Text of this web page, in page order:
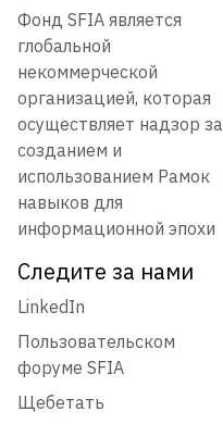
Фонд SFIA является
глобальной
некоммерческой
организацией, которая
осуществляет надзор за
созданием и
использованием Рамок
навыков для
информационной эпохи
Следите за нами
LinkedIn
Пользовательском
форуме SFIA
Щебетать